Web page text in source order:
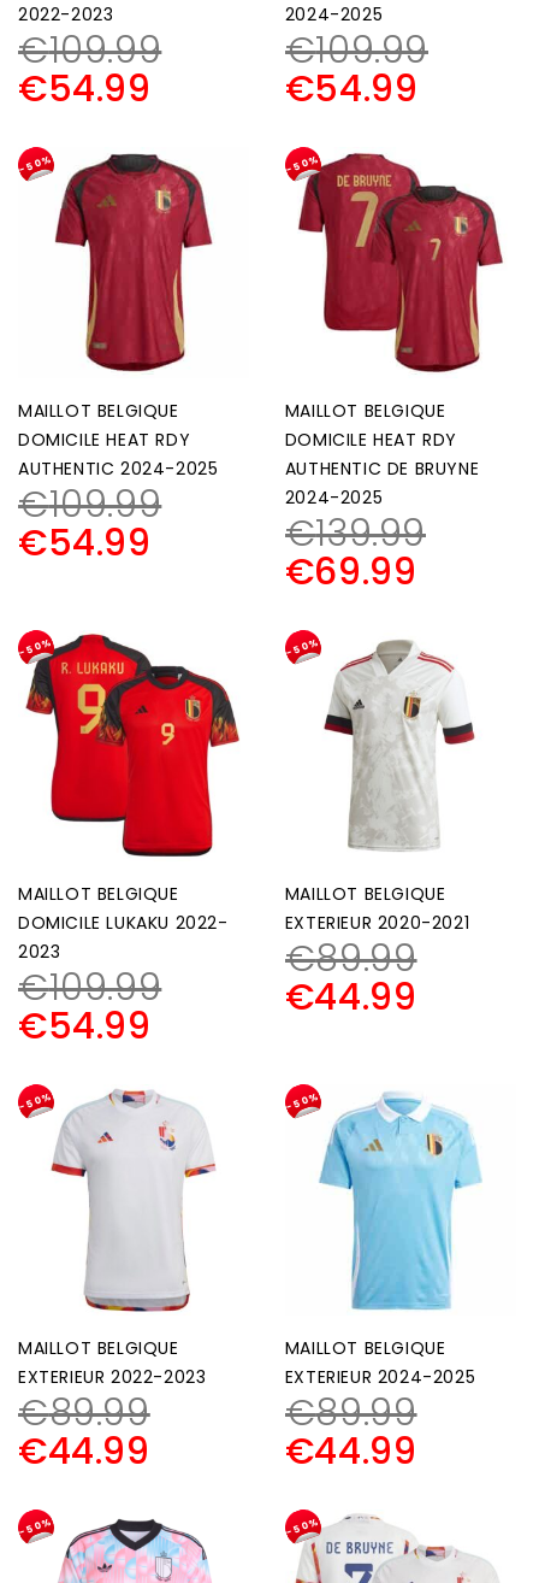
2022-2023
€109.99
€54.99
2024-2025
€109.99
€54.99
-50%
MAILLOT BELGIQUE
DOMICILE HEAT RDY
AUTHENTIC 2024-2025
€109.99
€54.99
-50%
MAILLOT BELGIQUE
DOMICILE HEAT RDY
AUTHENTIC DE BRUYNE
2024-2025
€139.99
€69.99
-50%
MAILLOT BELGIQUE
DOMICILE LUKAKU 2022-
2023
€109.99
€54.99
-50%
MAILLOT BELGIQUE
EXTERIEUR 2020-2021
€89.99
€44.99
-50%
MAILLOT BELGIQUE
EXTERIEUR 2022-2023
€89.99
€44.99
-50%
MAILLOT BELGIQUE
EXTERIEUR 2024-2025
€89.99
€44.99
-50% -50%